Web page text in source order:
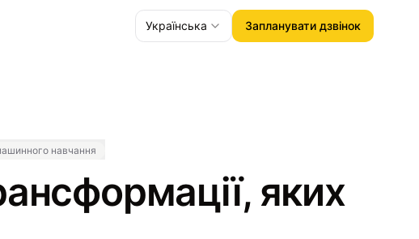
Українська Запланувати дзвінок
навчання
яких